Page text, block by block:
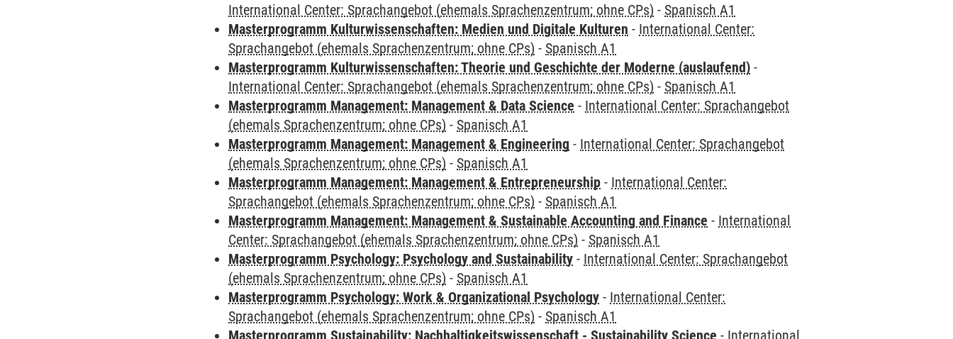
International Center: Sprachangebot (ehemals Sprachenzentrum; ohne CPs) - Spanisch A1
Masterprogramm Kulturwissenschaften: Medien und Digitale Kulturen - International Center:
Sprachangebot (ehemals Sprachenzentrum; ohne CPs) - Spanisch A1
Masterprogramm Kulturwissenschaften: Theorie und Geschichte der Moderne (auslaufend) -
International Center: Sprachangebot (ehemals Sprachenzentrum; ohne CPs) - Spanisch A1
Masterprogramm Management: Management & Data Science - International Center: Sprachangebot
(ehemals Sprachenzentrum; ohne CPs) - Spanisch A1
Masterprogramm Management: Management & Engineering - International Center: Sprachangebot
(ehemals Sprachenzentrum; ohne CPs) - Spanisch A1
Masterprogramm Management: Management & Entrepreneurship - International Center:
Sprachangebot (ehemals Sprachenzentrum; ohne CPs) - Spanisch A1
Masterprogramm Management: Management & Sustainable Accounting and Finance - International
Center: Sprachangebot (ehemals Sprachenzentrum; ohne CPs) - Spanisch A1
Masterprogramm Psychology: Psychology and Sustainability - International Center: Sprachangebot
(ehemals Sprachenzentrum; ohne CPs) - Spanisch A1
Masterprogramm Psychology: Work & Organizational Psychology - International Center:
Sprachangebot (ehemals Sprachenzentrum; ohne CPs) - Spanisch A1
Masterprogramm Sustainability: Nachhaltigkeitswissenschaft - Sustainability Science - International